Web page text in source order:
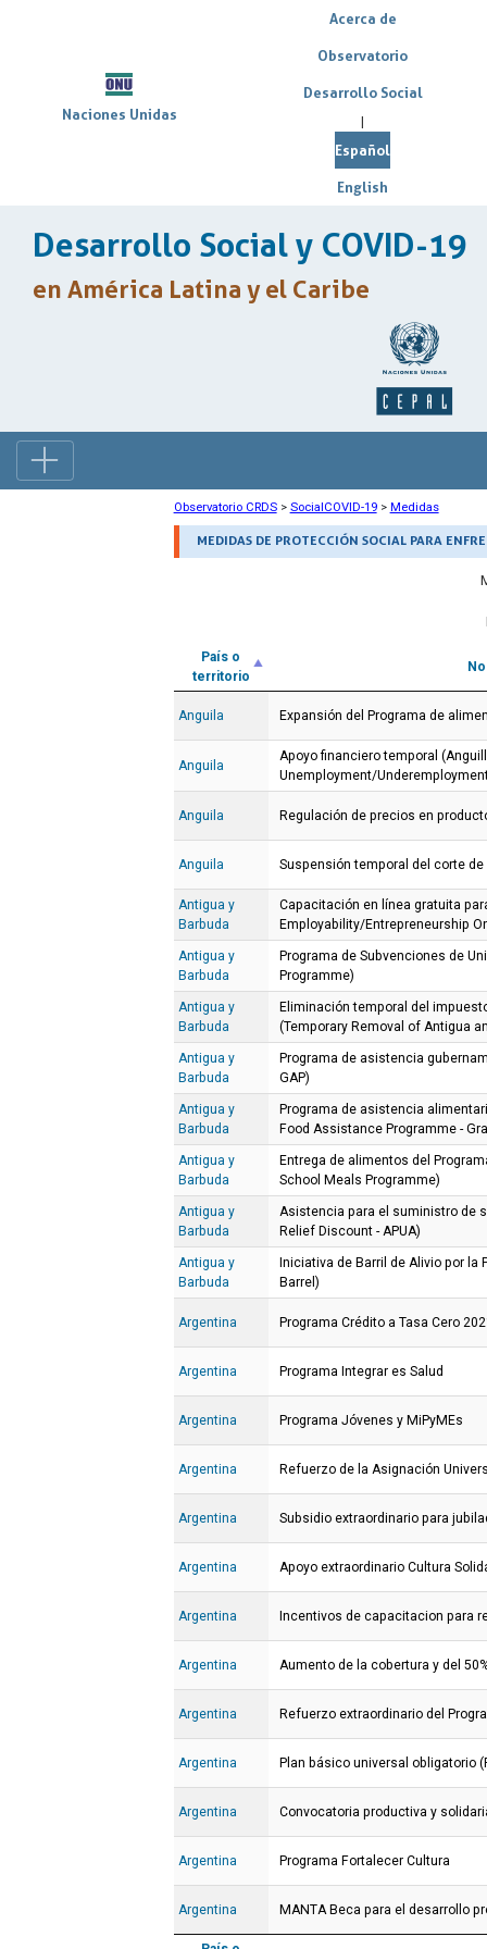
Naciones Unidas
Acerca de
Observatorio
Desarrollo Social
|
Español
English
Desarrollo Social y COVID-19
en América Latina y el Caribe
Observatorio CRDS> SocialCOVID-19> Medidas
MEDIDAS DE PROTECCIÓN SOCIAL PARA
País o
territorio
Anguila Expansión del Programa de
Anguila
Apoyo financiero temporal
Unemployment/
Anguila Regulación de precios en
Anguila Suspensión temporal del corte
Antigua y
Barbuda
Capacitación en línea gratuita
Employability/Entrepreneurship
Antigua y
Barbuda
Programa de Subvenciones de
Programme)
Antigua y
Barbuda
Eliminación temporal del
(Temporary Removal of Antigua
Antigua y
Barbuda
Programa de asistencia
GAP)
Antigua y
Barbuda
Programa de asistencia
Food Assistance Programme -
Antigua y
Barbuda
Entrega de alimentos del
School Meals Programme)
Antigua y
Barbuda
Asistencia para el suministro de
Relief Discount - APUA)
Antigua y
Barbuda
Iniciativa de Barril de Alivio por la
Barrel)
Argentina Programa Crédito a Tasa Cero
Argentina Programa Integrar es Salud
Argentina Programa Jóvenes y MiPyMEs
Argentina Refuerzo de la Asignación
Argentina Subsidio extraordinario para
Argentina Apoyo extraordinario Cultura
Argentina Incentivos de capacitacion para
Argentina Aumento de la cobertura y del
Argentina Refuerzo extraordinario del
Argentina Plan básico universal obligatorio
Argentina Convocatoria productiva y
Argentina Programa Fortalecer Cultura
Argentina MANTA Beca para el desarrollo